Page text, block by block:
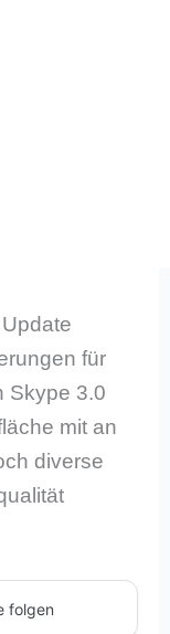
für
Skype 3.0
mit an
diverse
folgen